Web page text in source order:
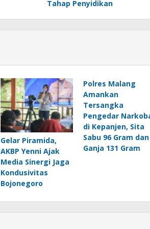
Tahap Penyidikan
Gelar Piramida,
AKBP Yenni Ajak
Media Sinergi Jaga
Kondusivitas
Bojonegoro
Polres Malang
Amankan
Tersangka
Pengedar
di Kepanjen, Sita
Sabu 96 Gram dan
Ganja 131 Gram